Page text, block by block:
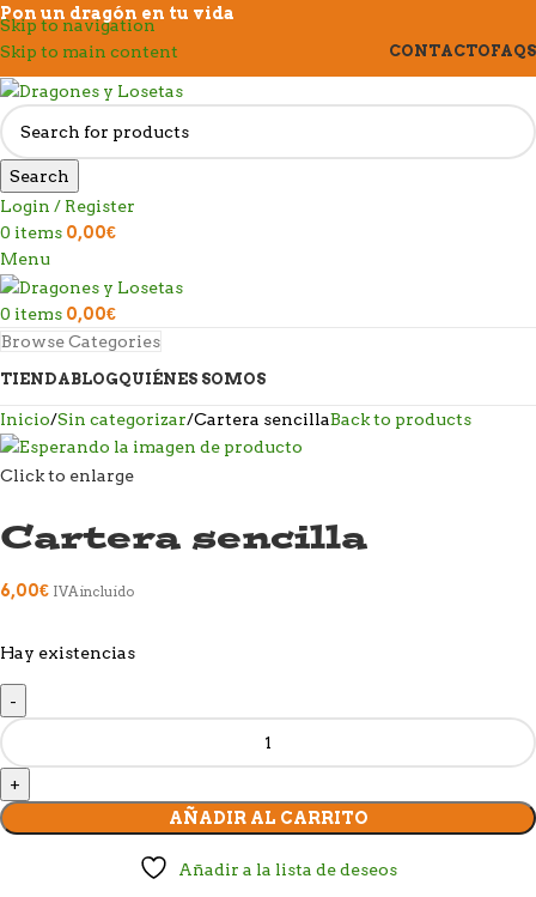
Skip to navigation
Skip to main content
Pon un dragón en tu vida
CONTACTOFAQS
Search
Login / Register
0 items 0,00€
Menu
0 items 0,00€
Browse Categories
TIENDABLOGQUIÉNES SOMOS
Inicio Sin categorizar Cartera sencillaBack to products
Click to enlarge
Cartera sencilla
6,00€ IVA incluido
Hay existencias
AÑADIR AL CARRITO
Añadir a la lista de deseos